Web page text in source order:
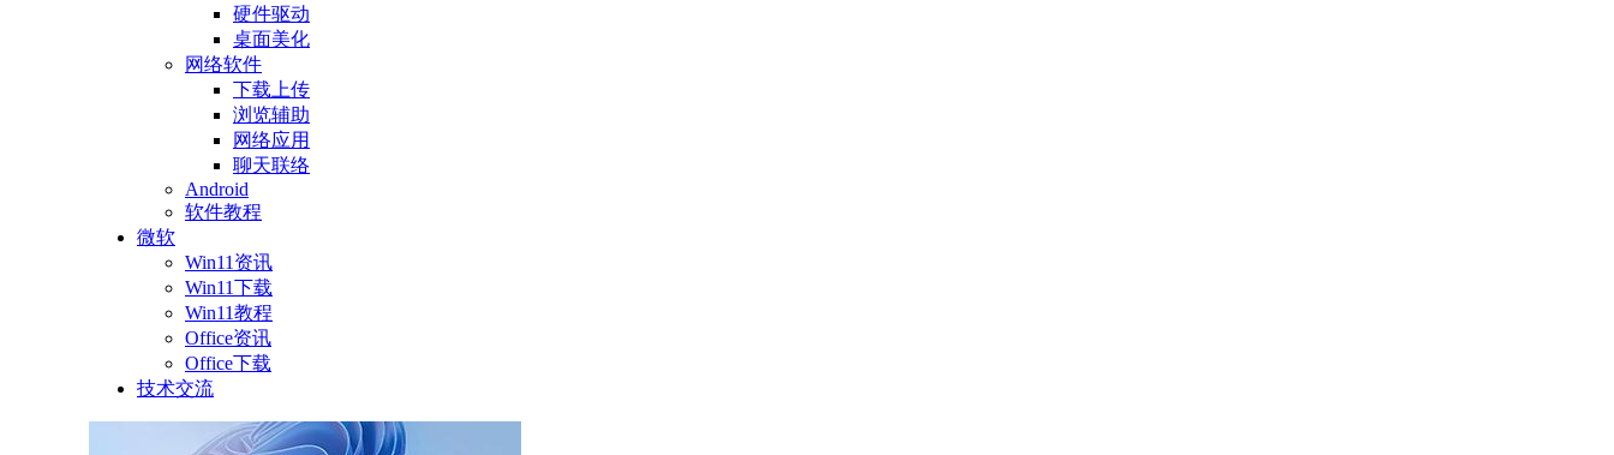
硬件驱动
桌面美化
网络软件
下载上传
浏览辅助
网络应用
聊天联络
Android
软件教程
微软
Win11资讯
Win11下载
Win11教程
Office资讯
Office下载
技术交流